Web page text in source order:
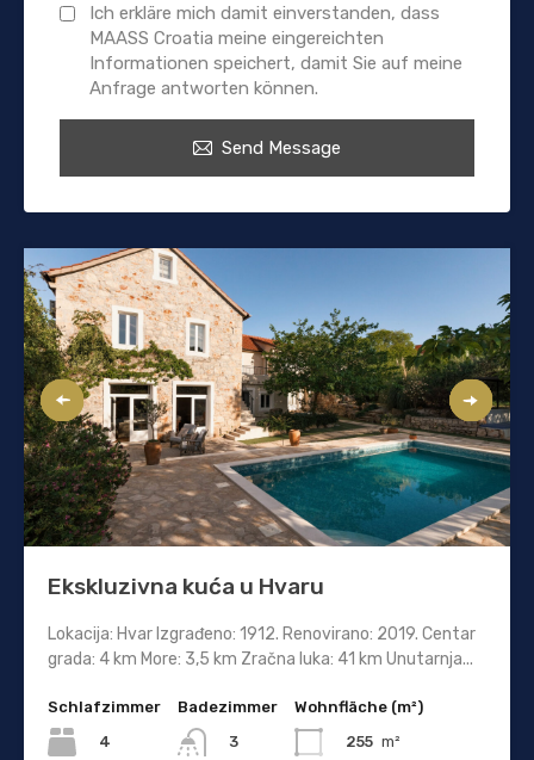
Ich erkläre mich damit einverstanden, dass
MAASS Croatia meine eingereichten
Informationen speichert, damit Sie auf meine
Anfrage antworten können.
Send Message
Ekskluzivna kuća u Hvaru
Lokacija: Hvar Izgrađeno: 1912. Renovirano: 2019. Centar
grada: 4 km More: 3,5 km Zračna luka: 41 km Unutarnja...
Schlafzimmer
4
Badezimmer
3
Wohnfläche (m²)
255 m²